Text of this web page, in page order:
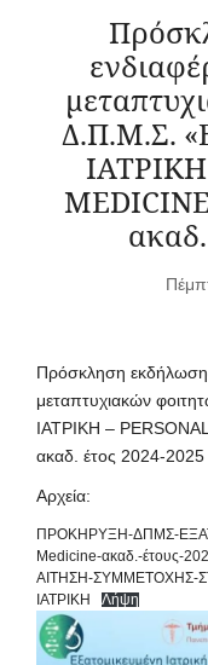
Δ.Π.Μ.Σ.
Πρόσκληση
μεταπτυχιακών
ΙΑΤΡΙΚΗ –
ακαδ. έτος 2024-2025
Αρχεία:
ΠΡΟΚΗΡΥΞΗ-ΔΠΜΣ-
Medicine-ακαδ.-έτους-
ΑΙΤΗΣΗ-ΣΥΜΜΕΤΟΧΗΣ-
ΙΑΤΡΙΚΗ
Λήψη